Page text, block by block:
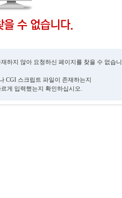
하지 않아 요청하신 페이지를 찾을 수 없습
CGI 스크립트 파일이 존재하는지
게 입력했는지 확인하십시오.